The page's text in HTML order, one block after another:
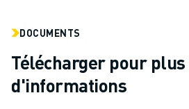
PEINTURE
SOUDAGE PAR POINTS
INSPECTION DE LA VISION
DOCUMENTS
Télécharger pour plus
d'informations